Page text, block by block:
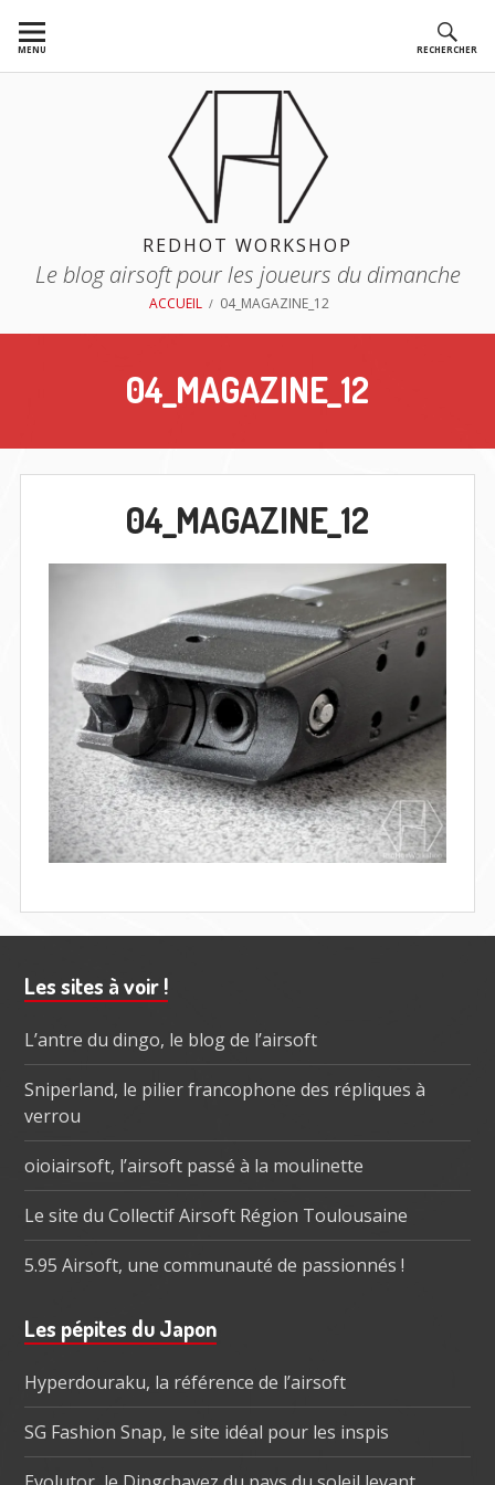
auMENU RECHERCHER
REDHOT WORKSHOP
Le blog airsoft pour les joueurs du dimanche
ACCUEIL 04_MAGAZINE_12
04_MAGAZINE_12
04_MAGAZINE_12
Barre
subsidiaire
Les sites à voir !
L’antre du dingo, le blog de l’airsoft
Sniperland, le pilier francophone des répliques à
verrou
oioiairsoft, l’airsoft passé à la moulinette
Le site du Collectif Airsoft Région Toulousaine
5.95 Airsoft, une communauté de passionnés !
Les pépites du Japon
Hyperdouraku, la référence de l’airsoft
SG Fashion Snap, le site idéal pour les inspis